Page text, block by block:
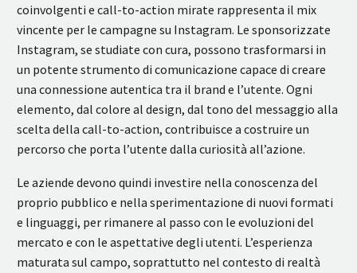
coinvolgenti e call-to-action mirate rappresenta il mix
vincente per le campagne su Instagram. Le sponsorizzate
Instagram, se studiate con cura, possono trasformarsi in
un potente strumento di comunicazione capace di creare
una connessione autentica tra il brand e l’utente. Ogni
elemento, dal colore al design, dal tono del messaggio alla
scelta della call-to-action, contribuisce a costruire un
percorso che porta l’utente dalla curiosità all’azione.
Le aziende devono quindi investire nella conoscenza del
proprio pubblico e nella sperimentazione di nuovi formati
e linguaggi, per rimanere al passo con le evoluzioni del
mercato e con le aspettative degli utenti. L’esperienza
maturata sul campo, soprattutto nel contesto di realtà